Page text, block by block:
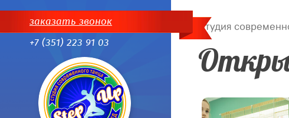
заказать звонок
+7 (351) 223 91 03
Студия